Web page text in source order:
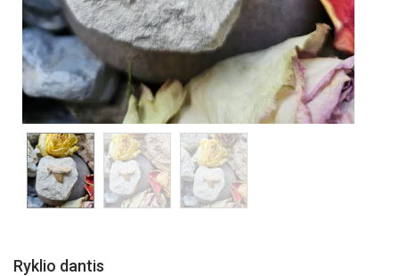
Ryklio dantis